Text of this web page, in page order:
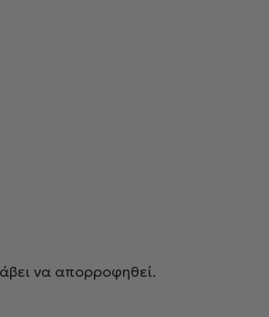
να απορροφηθεί.